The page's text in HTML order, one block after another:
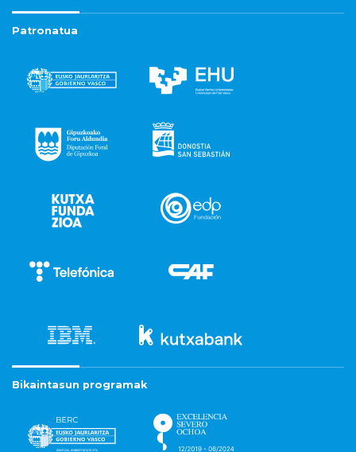
Patronatua
Bikaintasun programak